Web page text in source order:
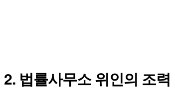
2. 법률사무소 위인의 조력